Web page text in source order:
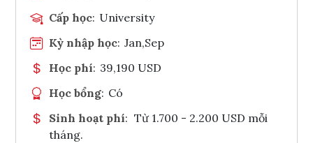
Cấp học: University
Kỳ nhập học: Jan,Sep
Học phí: 39,190 USD
Học bổng: Có
Sinh hoạt phí: Từ 1.700 - 2.200 USD mỗi
tháng.